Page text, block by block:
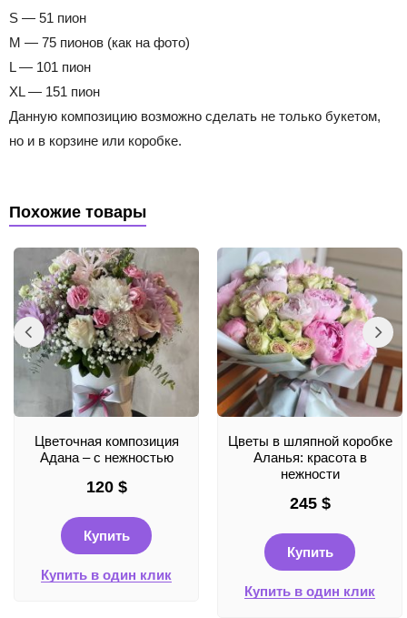
S — 51 пион
M — 75 пионов (как на фото)
L — 101 пион
XL — 151 пион
Данную композицию возможно сделать не только букетом,
но и в корзине или коробке.
Похожие товары
Цветочная композиция
Адана – с нежностью
120 $
Купить
Купить в один клик
Цветы в шляпной коробке
Аланья: красота в
нежности
245 $
Купить
Купить в один клик